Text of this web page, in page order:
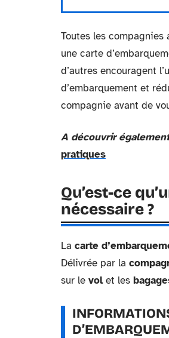
Toutes les compagnies
une carte
d’autres encouragent
d’embarquement et
compagnie avant de
A découvrir
pratiques
Qu’est-ce
nécessaire ?
La carte
Délivrée par la
sur le volet les